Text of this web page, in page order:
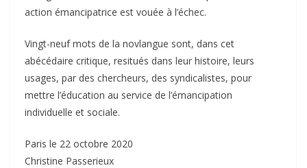
action émancipatrice est vouée à l’échec.
Vingt-neuf mots de la novlangue sont, dans cet
abécédaire critique, resitués dans leur histoire, leurs
usages, par des chercheurs, des syndicalistes, pour
mettre l’éducation au service de l’émancipation
individuelle et sociale.
Paris le 22 octobre 2020
Christine Passerieux